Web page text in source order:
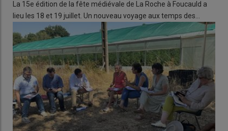
La 15e édition de la fête médiévale de La Roche à Foucauld a
lieu les 18 et 19 juillet. Un nouveau voyage aux temps des…